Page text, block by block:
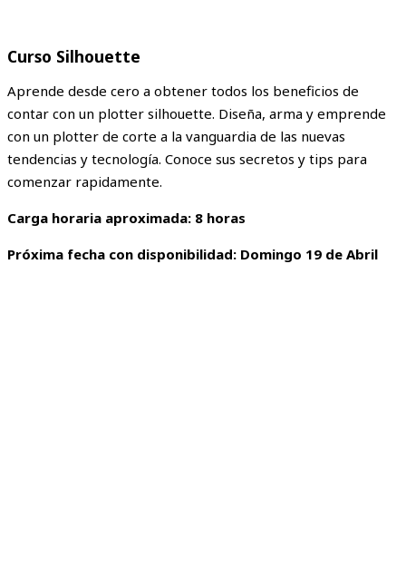
Curso Silhouette
Aprende desde cero a obtener todos los beneficios de
contar con un plotter silhouette. Diseña, arma y emprende
con un plotter de corte a la vanguardia de las nuevas
tendencias y tecnología. Conoce sus secretos y tips para
comenzar rapidamente.
Carga horaria aproximada: 8 horas
Próxima fecha con disponibilidad: Domingo 19 de Abril